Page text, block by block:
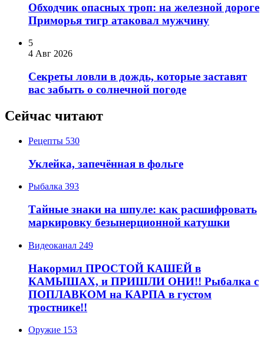
Обходчик опасных троп: на железной дороге
Приморья тигр атаковал мужчину
5
4 Авг 2026
Секреты ловли в дождь, которые заставят
вас забыть о солнечной погоде
Сейчас читают
Рецепты 530
Уклейка, запечённая в фольге
Рыбалка 393
Тайные знаки на шпуле: как расшифровать
маркировку безынерционной катушки
Видеоканал 249
Накормил ПРОСТОЙ КАШЕЙ в
КАМЫШАХ, и ПРИШЛИ ОНИ!! Рыбалка с
ПОПЛАВКОМ на КАРПА в густом
тростнике!!
Оружие 153